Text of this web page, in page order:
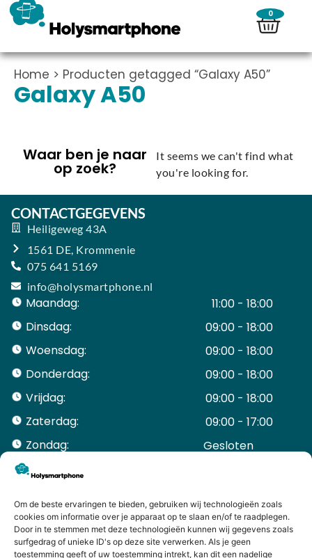
Om de beste ervaringen te bieden, gebruiken wij technologieën zoals
cookies om informatie over je apparaat op te slaan en/of te raadplegen.
Door in te stemmen met deze technologieën kunnen wij gegevens zoals
surfgedrag of unieke ID's op deze site verwerken. Als je geen
toestemming geeft of uw toestemming intrekt, kan dit een nadelige
0
Home > Producten getagged “Galaxy A50”
Galaxy A50
Waar ben je naar
op zoek?
It seems we can't find what
you're looking for.
CONTACTGEGEVENS
Heiligeweg 43A
1561 DE, Krommenie
075 641 5169
info@holysmartphone.nl
Maandag:
11:00 - 18:00
Dinsdag:
09:00 - 18:00
Woensdag:
09:00 - 18:00
Donderdag:
09:00 - 18:00
Vrijdag:
09:00 - 18:00
Zaterdag:
09:00 - 17:00
Zondag:
Gesloten ​ ​ ​ ​ ​ ​ ​
ACCOUNT
Mijn Account
Bestellingen
Mijn winkelwagen
HANDIGE LINKS
Levering en retourneren